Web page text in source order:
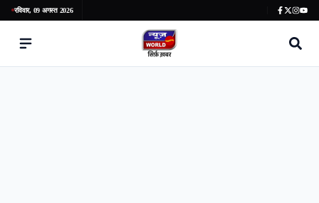
रविवार, 09 अगस्त 2026